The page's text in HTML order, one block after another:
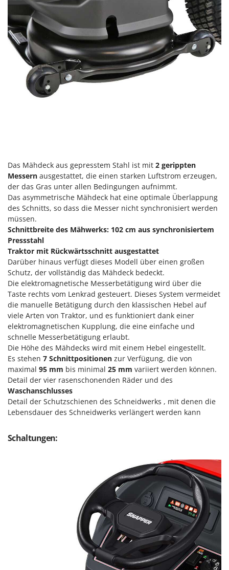
Spiralmac
Spring Protezione
Spyro
Stanley
Stiga
Stocker
Sunseeker
Telwin
Tenco
Tineco
Titania
Tornado
Tre Spade
Trev - Abrek - TecnoVIR
Trotec
Troy-Bilt
U
Udor
Unger
V
Verdemax
Vesco
Volpi
Waldner
Das Mähdeck aus gepresstem Stahl ist mit 2 gerippten
Messern ausgestattet, die einen starken Luftstrom erzeugen,
der das Gras unter allen Bedingungen aufnimmt.
Das asymmetrische Mähdeck hat eine optimale Überlappung
des Schnitts, so dass die Messer nicht synchronisiert werden
müssen.
Schnittbreite des Mähwerks: 102 cm aus synchronisiertem
Pressstahl
Traktor mit Rückwärtsschnitt ausgestattet
Darüber hinaus verfügt dieses Modell über einen großen
Schutz, der vollständig das Mähdeck bedeckt.
Die elektromagnetische Messerbetätigung wird über die
Taste rechts vom Lenkrad gesteuert. Dieses System vermeidet
die manuelle Betätigung durch den klassischen Hebel auf
viele Arten von Traktor, und es funktioniert dank einer
elektromagnetischen Kupplung, die eine einfache und
schnelle Messerbetätigung erlaubt.
Die Höhe des Mähdecks wird mit einem Hebel eingestellt.
Es stehen 7 Schnittpositionen zur Verfügung, die von
maximal 95 mm bis minimal 25 mm variiert werden können.
Detail der vier rasenschonenden Räder und des
Waschanschlusses
Detail der Schutzschienen des Schneidwerks , mit denen die
Lebensdauer des Schneidwerks verlängert werden kann
Schaltungen: